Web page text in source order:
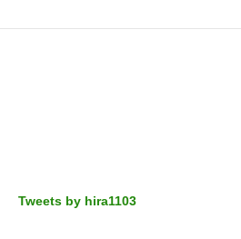
Tweets by hira1103